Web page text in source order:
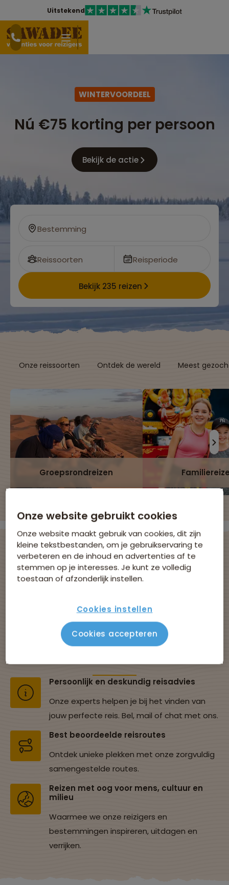
Uitstekend
WINTERVOORDEEL
Nú €75 korting per persoon
Bekijk de actie
Bestemming
Reissoorten Reisperiode
Bekijk 235 reizen
Onze reissoorten Ontdek de wereld Meest
Groepsrondreizen
Avontuurlijke
groepsreizen met
Sawadee
Persoonlijk en deskundig reisadvies
Onze experts helpen je bij het vinden van
jouw perfecte reis. Bel, mail of chat met ons.
Best beoordeelde reisroutes
Ontdek unieke plekken met onze zorgvuldig
samengestelde routes.
Reizen met oog voor mens, cultuur en
milieu
Waarmee we onze reizigers en
bestemmingen inspireren, uitdagen en
verrijken.
Onze website gebruikt cookies
Onze website maakt gebruik van cookies, dit zijn
kleine tekstbestanden, om je gebruikservaring te
verbeteren en de inhoud en advertenties af te
stemmen op je interesses. Je kunt ze volledig
toestaan of afzonderlijk instellen.
Cookies instellen
Cookies accepteren